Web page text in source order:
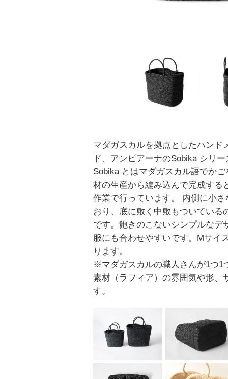
マダガスカルを拠点としたハンド
ド、アンピアーナのSobika シリ
Sobika とはマダガスカル語でか
材の生産から編み込んで完成する
作業で行っています。 内側に小
おり、底に敷く中敷もついている
です。飽きのこないシンプルなデ
服にも合わせやすいです。Mサイ
ります。
※マダガスカルの職人さんが1つ1
素材（ラフィア）の雰囲気や形、
す。